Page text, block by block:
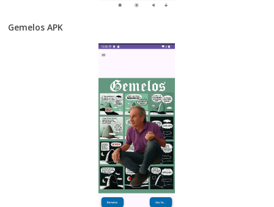
Gemelos APK